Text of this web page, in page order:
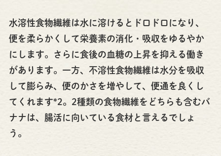
水溶性食物繊維は水に溶けるとドロドロになり、
便を柔らかくして栄養素の消化・吸収をゆるやか
にします。さらに食後の血糖の上昇を抑える働き
があります。一方、不溶性食物繊維は水分を吸収
して膨らみ、便のかさを増やして、便通を良くし
てくれます*2。2種類の食物繊維をどちらも含むバ
ナナは、腸活に向いている食材と言えるでしょ
う。